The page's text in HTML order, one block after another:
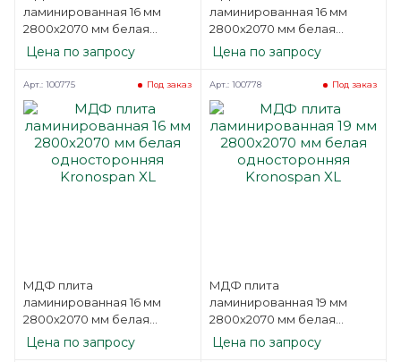
ламинированная 16 мм
2800х2070 мм белая
односторонняя Kronospan
ST
Цена по запросу
ламинированная 16 мм
2800х2070 мм белая
односторонняя Kronospan
Цена по запросу
МДФ плита
ламинированная 16 мм
2800х2070 мм белая
односторонняя Kronospan
XL
Под заказ
Арт.: 100775
Цена по запросу
МДФ плита
ламинированная 19 мм
2800х2070 мм белая
односторонняя Kronospan
XL
Под заказ
Арт.: 100778
Цена по запросу